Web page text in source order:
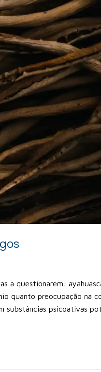
a questionarem:
quanto preocupação na
substâncias psicoativas